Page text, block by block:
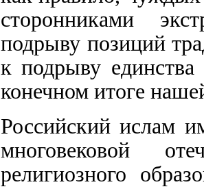
сторонниками
подрыву позиций
к подрыву единства
конечном итоге
Российский ислам
многовековой
религиозного